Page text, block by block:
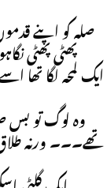
صلہ کو اپنے
پھٹی پھٹی
ایک لمحہ لگا تھا
وہ لوگ تو بس
تھے۔۔۔ ورنہ